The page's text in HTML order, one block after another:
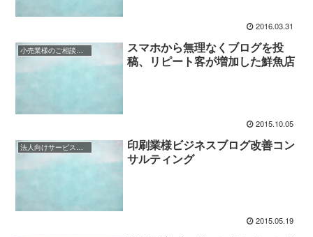
2016.03.31
スマホから無理なくブログを投
稿、リピート客が増加した鮮魚店
2015.10.05
法人向けサービス業様（BtoB）のご相談事例
印刷業様ビジネスブログ改善コン
サルティング
2015.05.19